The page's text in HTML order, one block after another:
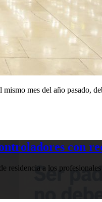
mes del año pasado,
con
a los